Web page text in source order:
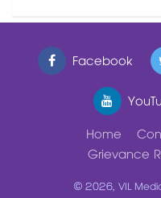
Facebook
Home
Grievance
© 2026, VIL